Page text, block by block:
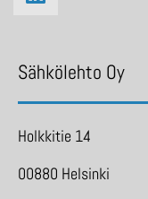
Sähkölehto Oy
Holkkitie 14
00880 Helsinki